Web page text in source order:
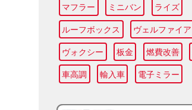
マフラー ミニバン ライズ
ルーフボックス ヴェルファイア
ヴォクシー 板金 燃費改善
車高調 輸入車 電子ミラー